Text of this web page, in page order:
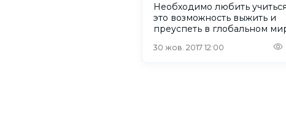
Необходимо любить
это возможность выжить и
преуспеть в глобальном
30 жов. 2017 12:00